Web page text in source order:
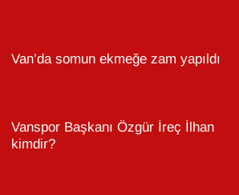
Van’da somun ekmeğe zam yapıldı
Vanspor Başkanı Özgür İreç İlhan
kimdir?